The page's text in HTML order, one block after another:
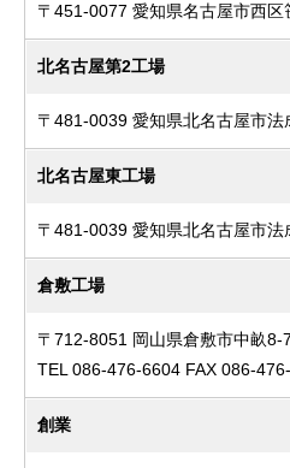
〒451-0077 愛知県名古屋市西
北名古屋第2工場
〒481-0039 愛知県北名古屋市法
北名古屋東工場
〒481-0039 愛知県北名古屋市法
倉敷工場
〒712-8051 岡山県倉敷市中畝8-
TEL 086-476-6604 FAX 086-
創業